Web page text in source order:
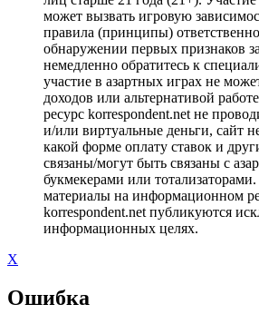
может вызвать игровую
правила (принципы)
обнаружении первых признаков
немедленно обратитесь к
участие в азартных играх не
доходов или альтернативой
ресурс korrespondent.net не
и/или виртуальные деньги, сайт
какой форме оплату ставок и
связаны/могут быть связаны с
букмекерами или
материалы на информационном
korrespondent.net публикуются
информационных целях.
X
Ошибка